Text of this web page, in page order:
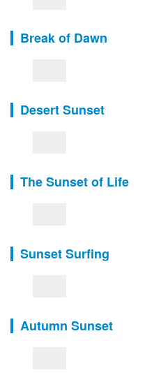
Break of Dawn
Desert Sunset
The Sunset of Life
Sunset Surfing
Autumn Sunset